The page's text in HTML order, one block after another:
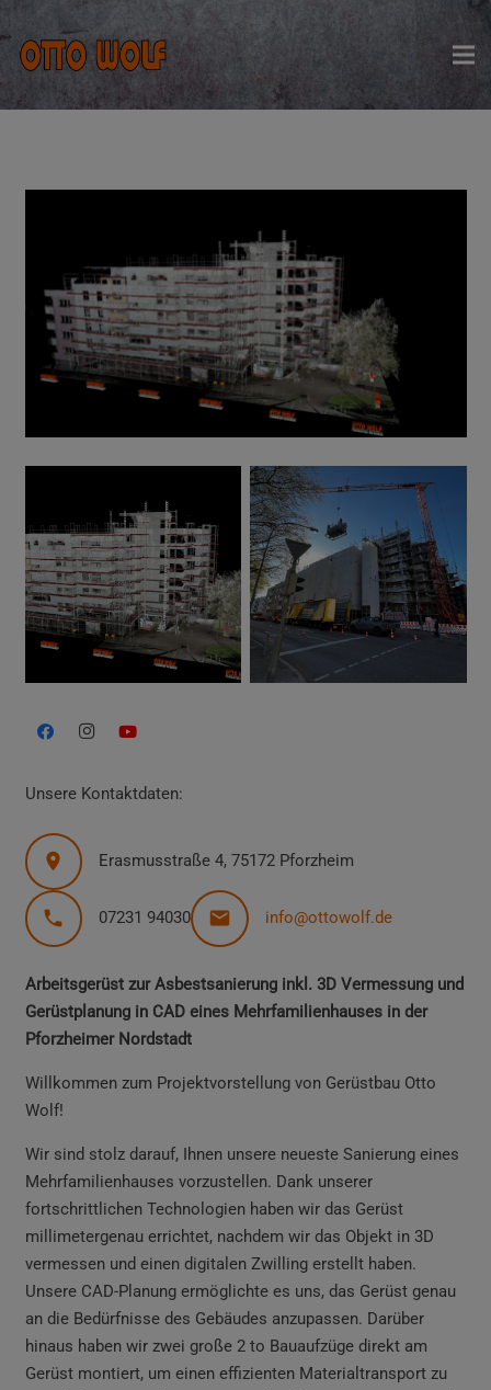
Unsere Kontaktdaten:
Erasmusstraße 4, 75172 Pforzheim
07231 94030 info@ottowolf.de
Arbeitsgerüst zur Asbestsanierung inkl. 3D Vermessung und
Gerüstplanung in CAD eines Mehrfamilienhauses in der
Pforzheimer Nordstadt
Willkommen zum Projektvorstellung von Gerüstbau Otto
Wolf!
Wir sind stolz darauf, Ihnen unsere neueste Sanierung eines
Mehrfamilienhauses vorzustellen. Dank unserer
fortschrittlichen Technologien haben wir das Gerüst
millimetergenau errichtet, nachdem wir das Objekt in 3D
vermessen und einen digitalen Zwilling erstellt haben.
Unsere CAD-Planung ermöglichte es uns, das Gerüst genau
an die Bedürfnisse des Gebäudes anzupassen. Darüber
hinaus haben wir zwei große 2 to Bauaufzüge direkt am
Gerüst montiert, um einen effizienten Materialtransport zu